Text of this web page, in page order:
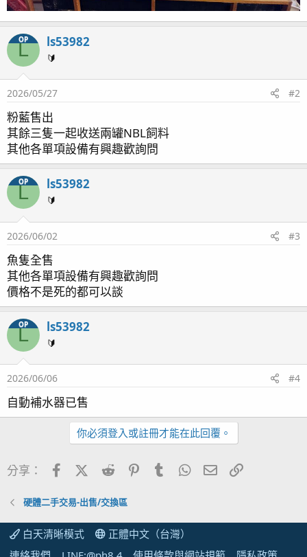
OP
L ls53982
🔰
2026/05/27 #2
粉藍售出
其餘三隻一起收送兩罐NBL飼料
其他各單項設備有興趣歡詢問
OP
L ls53982
🔰
2026/06/02 #3
魚隻全售
其他各單項設備有興趣歡詢問
價格不是死的都可以談
OP
L ls53982
🔰
2026/06/06 #4
自動補水器已售
你必須登入或註冊才能在此回覆。
分享： FacebookX (Twitter)
Reddit PinterestTumblrWhatsApp電子郵件
硬體二手交易-出售/交換區
白天清晰模式
正體中文（台灣）